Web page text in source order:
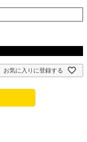
お気に入りに登録する